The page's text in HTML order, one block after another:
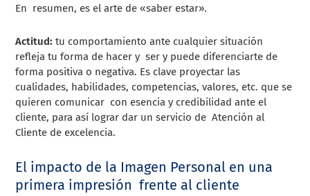
En resumen, es el arte de «saber estar».
Actitud:tu comportamiento ante cualquier situación
refleja tu forma de hacer y ser y puede diferenciarte de
forma positiva o negativa. Es clave proyectar las
cualidades, habilidades, competencias, valores, etc. que se
quieren comunicar con esencia y credibilidad ante el
cliente, para así lograr dar un servicio de Atención al
Cliente de excelencia.
El impacto de la Imagen Personal en una
primera impresión frente al cliente